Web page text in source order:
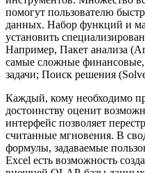
помогут пользователю
данных. Набор функций и
установить
Например, Пакет анализа
самые сложные
задачи; Поиск решения
Каждый, кому необходимо
достоинству оценит
интерфейс позволяет
считанные мгновения. В
формулы, задаваемые
Excel есть возможность